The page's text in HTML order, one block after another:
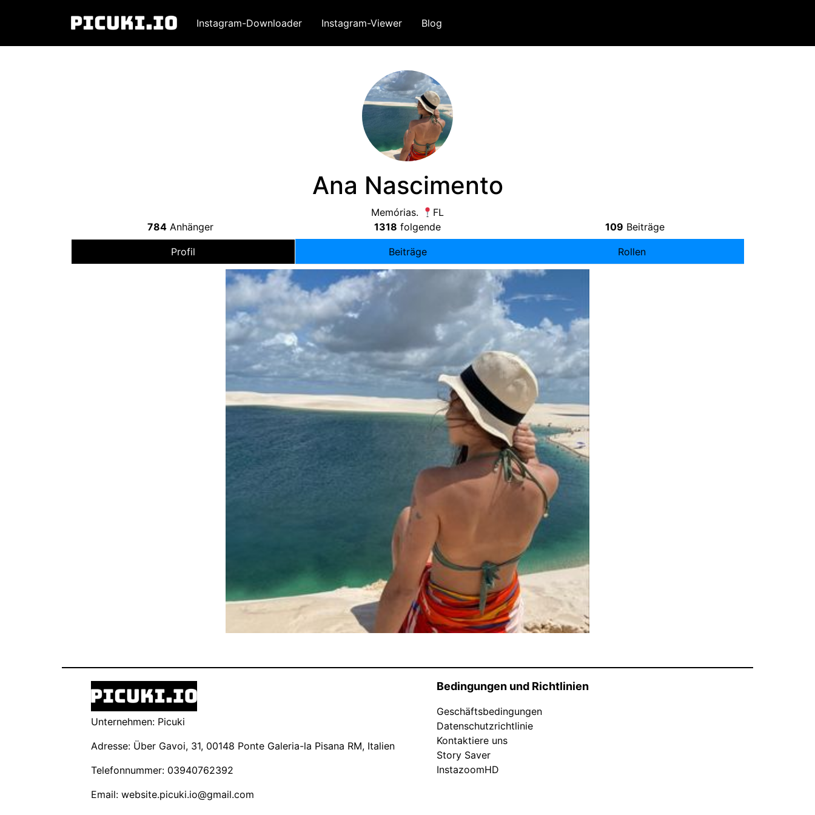
Instagram-Downloader Instagram-Viewer Blog
Ana Nascimento
Memórias.
FL
784Anhänger 1318 folgende 109 Beiträge
Profil Beiträge Rollen
Unternehmen: Picuki
Adresse: Über Gavoi, 31, 00148 Ponte Galeria-la Pisana RM, Italien
Telefonnummer: 03940762392
Email: website.picuki.io@gmail.com
Bedingungen und Richtlinien
Geschäftsbedingungen
Datenschutzrichtlinie
Kontaktiere uns
Story Saver
InstazoomHD